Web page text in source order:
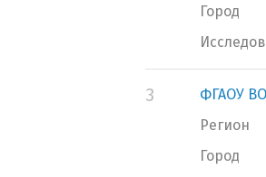
Город
3
ФГАОУ
Регион
Город